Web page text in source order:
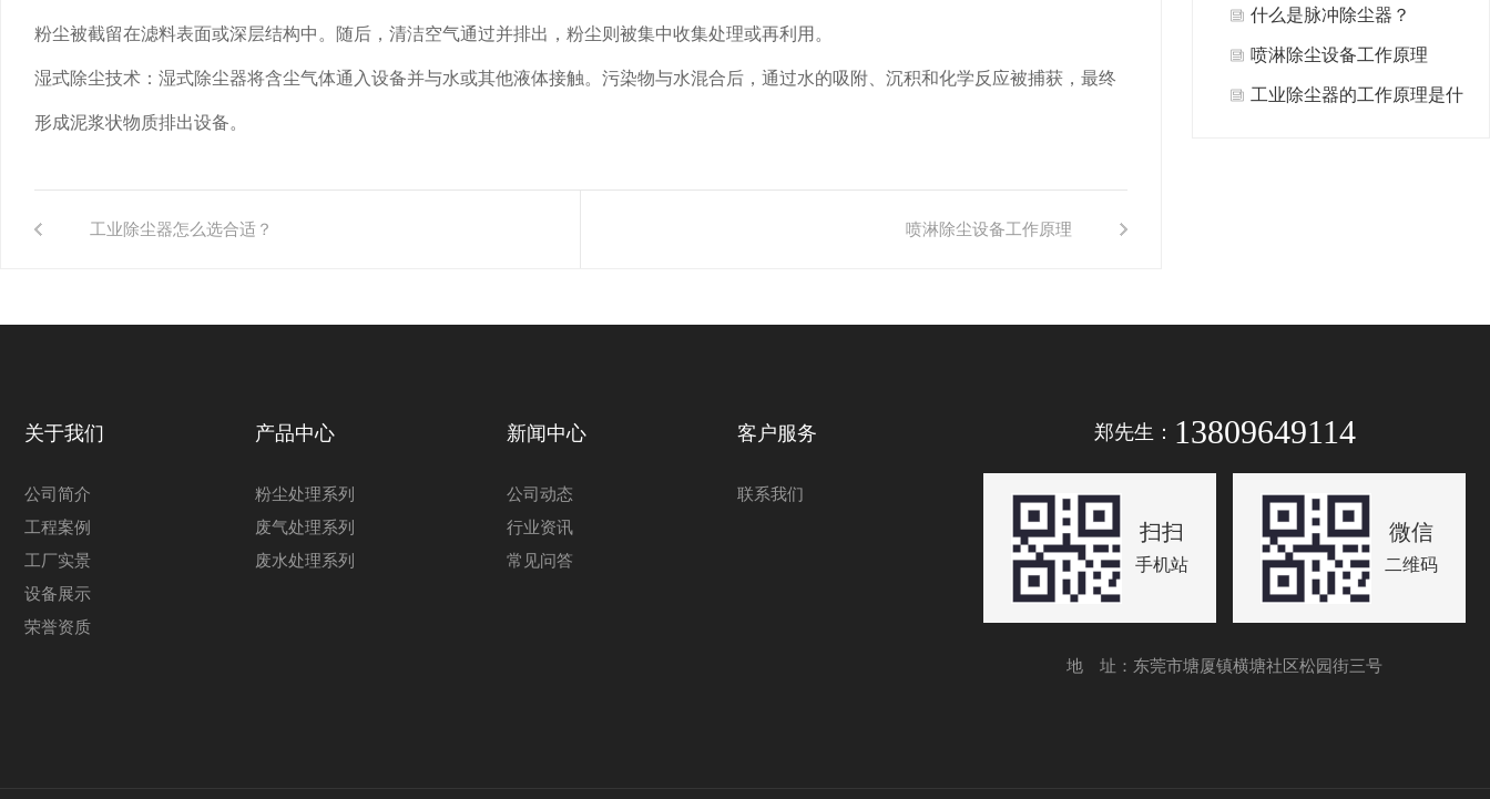
粉尘被截留在滤料表面或深层结构中。随后，清洁空气通过并排出，粉尘则被集中收集处理或再利用。
湿式除尘技术：湿式除尘器将含尘气体通入设备并与水或其他液体接触。污染物与水混合后，通过水的吸附、沉积和化学反应被捕获，最终
形成泥浆状物质排出设备。
工业除尘器怎么选合适？ 喷淋除尘设备工作原理
什么是脉冲除尘器？
喷淋除尘设备工作原理
工业除尘器的工作原理是什
关于我们
公司简介
工程案例
工厂实景
设备展示
荣誉资质
产品中心
粉尘处理系列
废气处理系列
废水处理系列
新闻中心
公司动态
行业资讯
常见问答
客户服务
联系我们
郑先生： 13809649114
扫扫
手机站
微信
二维码
地 址：东莞市塘厦镇横塘社区松园街三号